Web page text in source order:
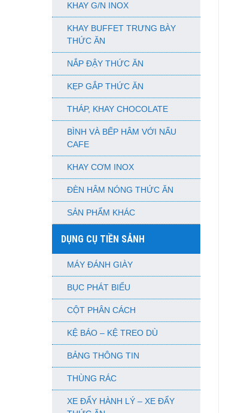
KHAY G/N INOX
KHAY BUFFET TRƯNG BÀY
THỨC ĂN
NẮP ĐẬY THỨC ĂN
KẸP GẮP THỨC ĂN
THÁP, KHAY CHOCOLATE
BÌNH VÀ BẾP HÂM VỚI NẤU
CAFE
KHAY CƠM INOX
ĐÈN HÂM NÓNG THỨC ĂN
SẢN PHẨM KHÁC
DỤNG CỤ TIỀN SẢNH
MÁY ĐÁNH GIÀY
BỤC PHÁT BIỂU
CỘT PHÂN CÁCH
KỆ BÁO – KỆ TREO DÙ
BẢNG THÔNG TIN
THÙNG RÁC
XE ĐẨY HÀNH LÝ – XE ĐẨY